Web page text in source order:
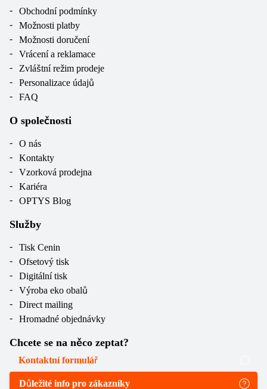
Obchodní podmínky
Možnosti platby
Možnosti doručení
Vrácení a reklamace
Zvláštní režim prodeje
Personalizace údajů
FAQ
O společnosti
O nás
Kontakty
Vzorková prodejna
Kariéra
OPTYS Blog
Služby
Tisk Cenin
Ofsetový tisk
Digitální tisk
Výroba eko obalů
Direct mailing
Hromadné objednávky
Chcete se na něco zeptat?
Kontaktní formulář
Důležité info pro zákazníky